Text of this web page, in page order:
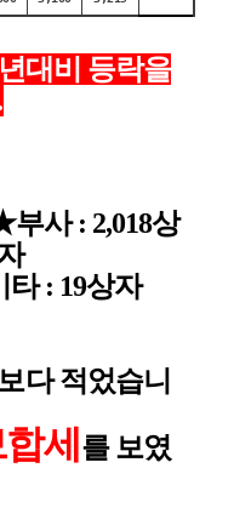
대비 등락을
사 : 2,018상
: 19상자
다 적었습니
세를 보였